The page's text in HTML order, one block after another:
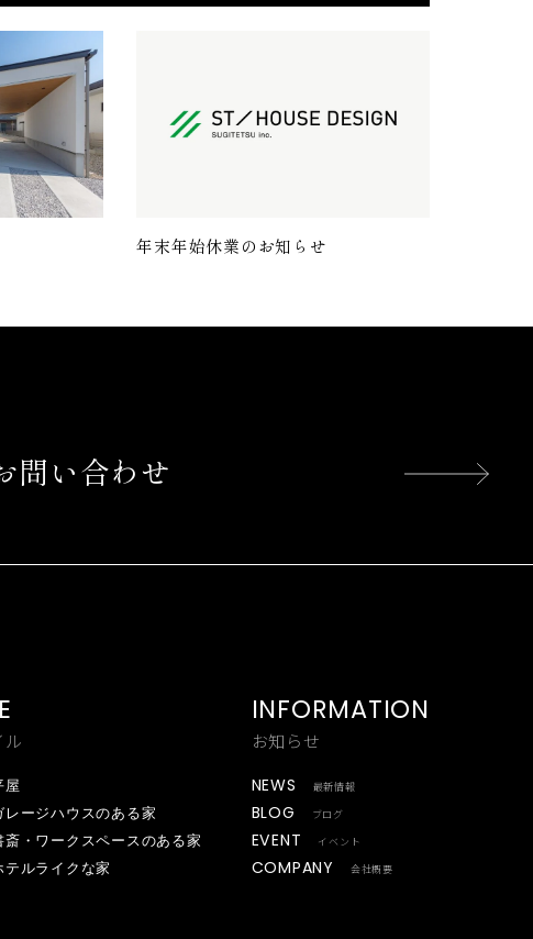
年末年始休業のお知らせ
問い合わせ
ル
屋
ージハウスのある家
・ワークスペースのある家
ルライクな家
INFORMATION
お知らせ
NEWS 最新情報
BLOG ブログ
EVENT イベント
COMPANY 会社概要